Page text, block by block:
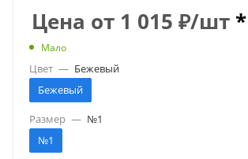
Цена от 1 015 ₽/шт *
Мало
Цвет — Бежевый
Бежевый
Размер — №1
№1